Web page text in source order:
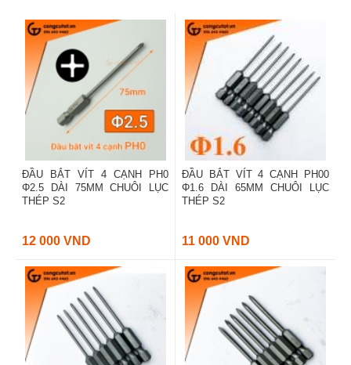
ĐẦU BẮT VÍT 4 CẠNH PH0
Φ2.5 DÀI 75MM CHUÔI LỤC
THÉP S2
12 000 VND
ĐẦU BẮT VÍT 4 CẠNH PH00
Φ1.6 DÀI 65MM CHUÔI LỤC
THÉP S2
11 000 VND